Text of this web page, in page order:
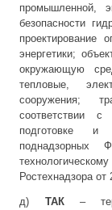
промышленной,
безопасности
проектирование
энергетики;
окружающую
тепловые,
сооружения;
соответствии
подготовке и
поднадзорных
Ростехнадзора
д) ТАК–